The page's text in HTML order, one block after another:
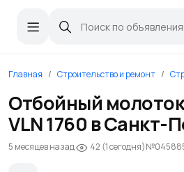
Главная Строительство и ремонт
Отбойный
VLN 1760 в Санкт-
5 месяцев назад 42 (1 сегодня)